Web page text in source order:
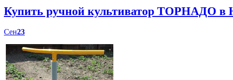
Купить ручной культиватор ТОРНАДО в
Сен23